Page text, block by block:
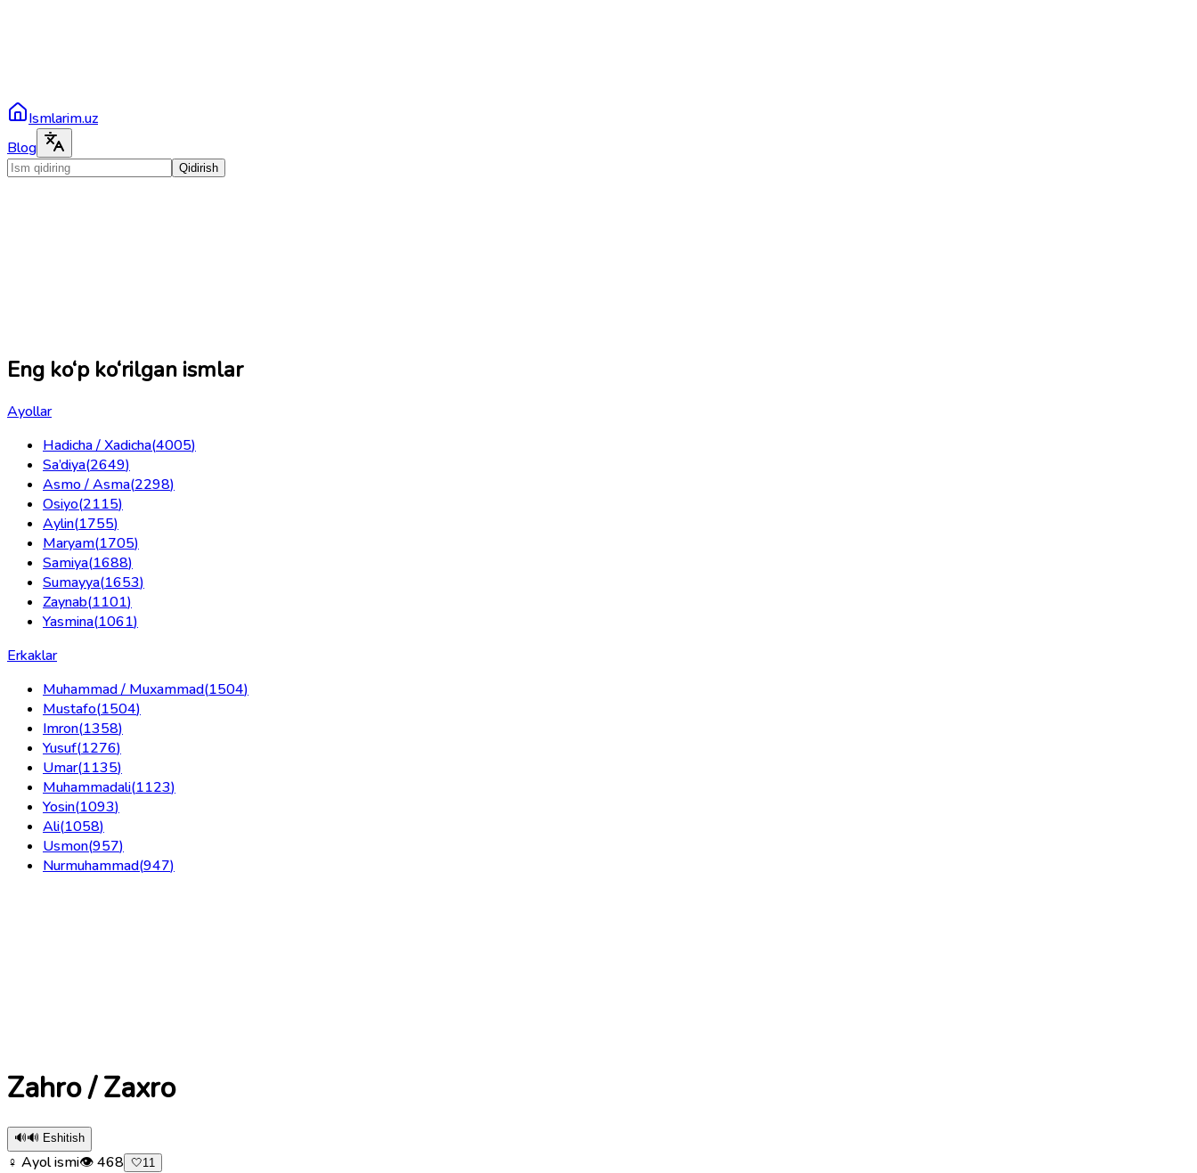
Ismlarim.uz
Blog
Qidirish
Eng ko‘p ko‘rilgan ismlar
Ayollar
Hadicha / Xadicha(4005)
Sa’diya(2649)
Asmo / Asma(2298)
Osiyo(2115)
Aylin(1755)
Maryam(1705)
Samiya(1688)
Sumayya(1653)
Zaynab(1101)
Yasmina(1061)
Erkaklar
Muhammad / Muxammad(1504)
Mustafo(1504)
Imron(1358)
Yusuf(1276)
Umar(1135)
Muhammadali(1123)
Yosin(1093)
Ali(1058)
Usmon(957)
Nurmuhammad(947)
Zahro / Zaxro
🔊🔊 Eshitish
♀ Ayol ismi👁468 🤍11